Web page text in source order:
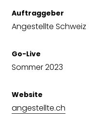
Auftraggeber
Angestellte Schweiz
Go-Live
Sommer 2023
Website
angestellte.ch